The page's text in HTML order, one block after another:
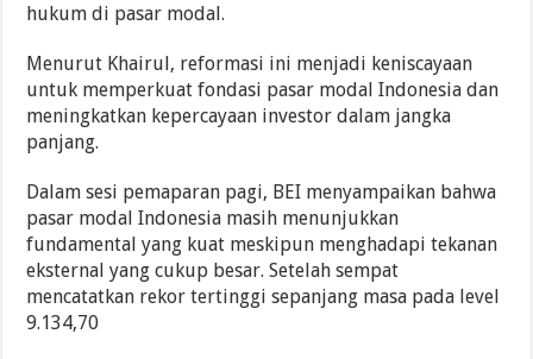
hukum di pasar modal.
Menurut Khairul, reformasi ini menjadi keniscayaan
untuk memperkuat fondasi pasar modal Indonesia dan
meningkatkan kepercayaan investor dalam jangka
panjang.
Dalam sesi pemaparan pagi, BEI menyampaikan bahwa
pasar modal Indonesia masih menunjukkan
fundamental yang kuat meskipun menghadapi tekanan
eksternal yang cukup besar. Setelah sempat
mencatatkan rekor tertinggi sepanjang masa pada level
9.134,70